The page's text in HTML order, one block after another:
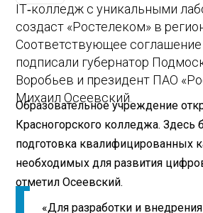
IT‐колледж с уникальными
создаст «Ростелеком» в
Соответствующее
подписали губернатор
Воробьев и президент ПАО
Михаил Осеевский.
Образовательное учреждение
Красногорского колледжа. Здесь
подготовка квалифицированных
необходимых для развития
отметил Осеевский.
«Для разработки и